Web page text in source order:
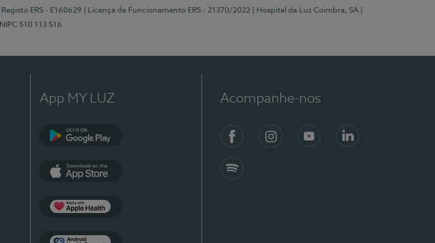
| Registo ERS - E160629 | Licença de Funcionamento ERS - 21370/2022 | Hospital da Luz Coimbra, SA
NIPC 510 113 516
App MY LUZ Acompanhe-nos